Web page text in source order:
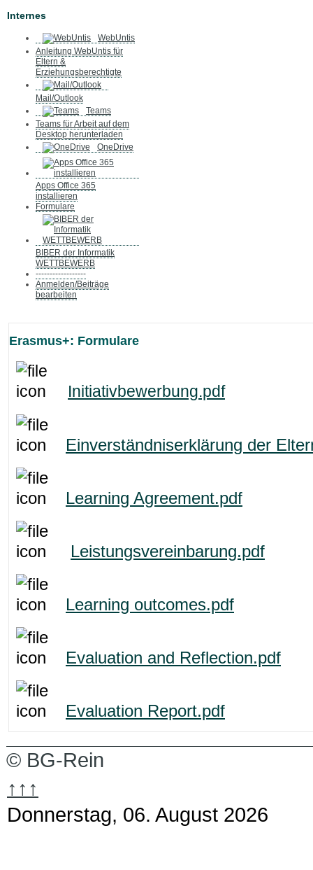
Internes
WebUntis
Anleitung WebUntis für
Eltern &
Erziehungsberechtigte
Mail/Outlook
Teams
Teams für Arbeit auf dem
Desktop herunterladen
OneDrive
Apps Office 365
installieren
Formulare
BIBER der Informatik
WETTBEWERB
------------------
Anmelden/Beiträge
bearbeiten
Erasmus+: Formulare
Initiativbewerbung.pdf
Einverständniserklärung der
Learning Agreement.pdf
Leistungsvereinbarung.pdf
Learning outcomes.pdf
Evaluation and Reflection.pdf
Evaluation Report.pdf
© BG-Rein
↑↑↑
Donnerstag, 06. August 2026